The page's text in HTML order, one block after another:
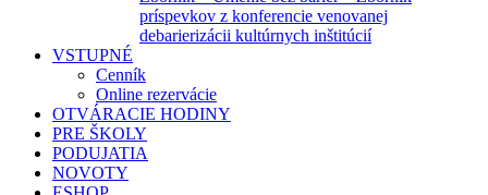
príspevkov z konferencie venovanej
debarierizácii kultúrnych inštitúcií
VSTUPNÉ
Cenník
Online rezervácie
OTVÁRACIE HODINY
PRE ŠKOLY
PODUJATIA
NOVOTY